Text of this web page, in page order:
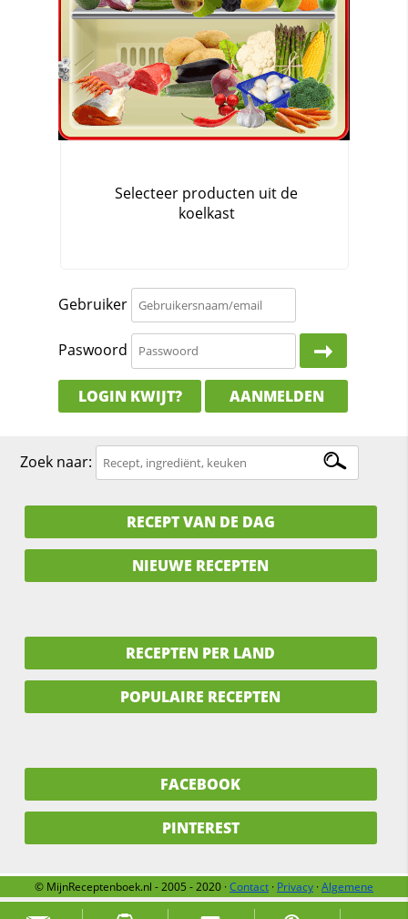
Gebruiker
Paswoord
LOGIN KWIJT? AANMELDEN
Zoek naar:
RECEPT VAN DE DAG
NIEUWE RECEPTEN
RECEPTEN PER LAND
POPULAIRE RECEPTEN
FACEBOOK
PINTEREST
© MijnReceptenboek.nl - 2005 - 2020 ·Contact · Privacy ·Algemene
voorwaarden
Over ons